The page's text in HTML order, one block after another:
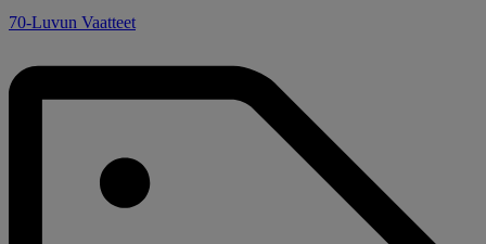
70-Luvun Vaatteet